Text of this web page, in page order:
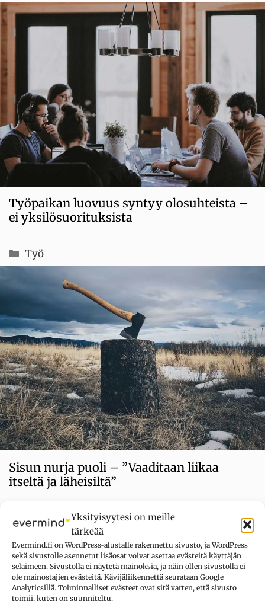
Yksityisyytesi on meille
tärkeää
Evermind.fi on WordPress-alustalle rakennettu sivusto, ja WordPress
sekä sivustolle asennetut lisäosat voivat asettaa evästeitä käyttäjän
selaimeen. Sivustolla ei näytetä mainoksia, ja näin ollen sivustolla ei
ole mainostajien evästeitä. Kävijäliikennettä seurataan Google
Analyticsillä. Toiminnalliset evästeet ovat sitä varten, että sivusto
toimii, kuten on suunniteltu.
Työpaikan luovuus syntyy olosuhteista –
ei yksilösuorituksista
Kategoriat
Työ
​Sisun nurja puoli – ”Vaaditaan liikaa
itseltä ja läheisiltä”
Kategoriat
Tutkimusuutinen,Työ